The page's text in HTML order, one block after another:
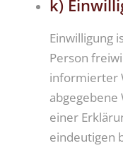
k)
Einwilligung
Person
informierter
abgegebene
einer
eindeutigen